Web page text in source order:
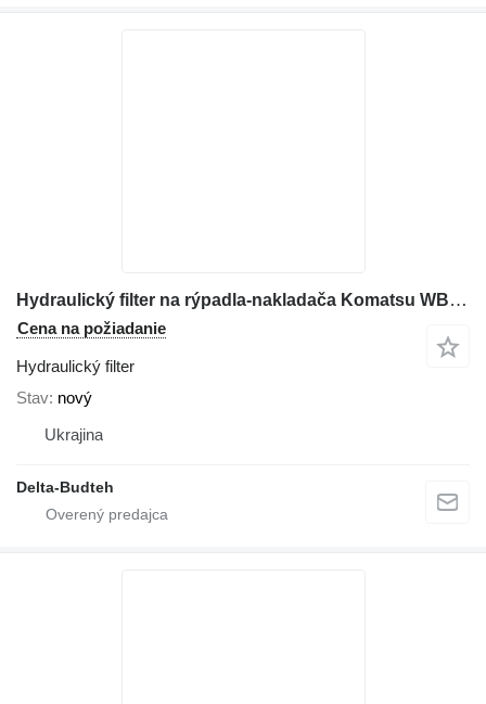
Hydraulický filter na rýpadla-nakladača Komatsu WB97r-5
Cena na požiadanie
Hydraulický filter
Stav nový
Ukrajina
Delta-Budteh